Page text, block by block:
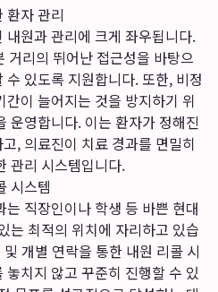
환자 관리
원과 관리에 크게 좌우됩니다.
리의 뛰어난 접근성을 바탕으
있도록 지원합니다. 또한, 비정
이 늘어지는 것을 방지하기 위
운영합니다. 이는 환자가 정해진
, 의료진이 치료 경과를 면밀히
관리 시스템입니다.
시스템
직장인이나 학생 등 바쁜 현대
는 최적의 위치에 자리하고 있습
개별 연락을 통한 내원 리콜 시
치지 않고 꾸준히 진행할 수 있